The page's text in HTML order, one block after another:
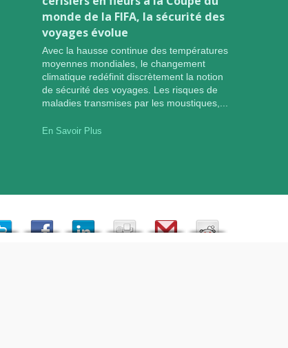
monde de la FIFA, la sécurité des
voyages évolue
Avec la hausse continue des températures
moyennes mondiales, le changement
climatique redéfinit discrètement la notion
de sécurité des voyages. Les risques de
maladies transmises par les moustiques,...
En Savoir Plus